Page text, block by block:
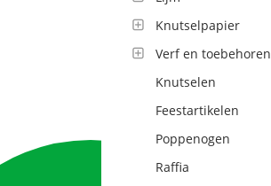
Knutselpapier
Verf en toebehoren
Knutselen
Feestartikelen
Poppenogen
Raffia